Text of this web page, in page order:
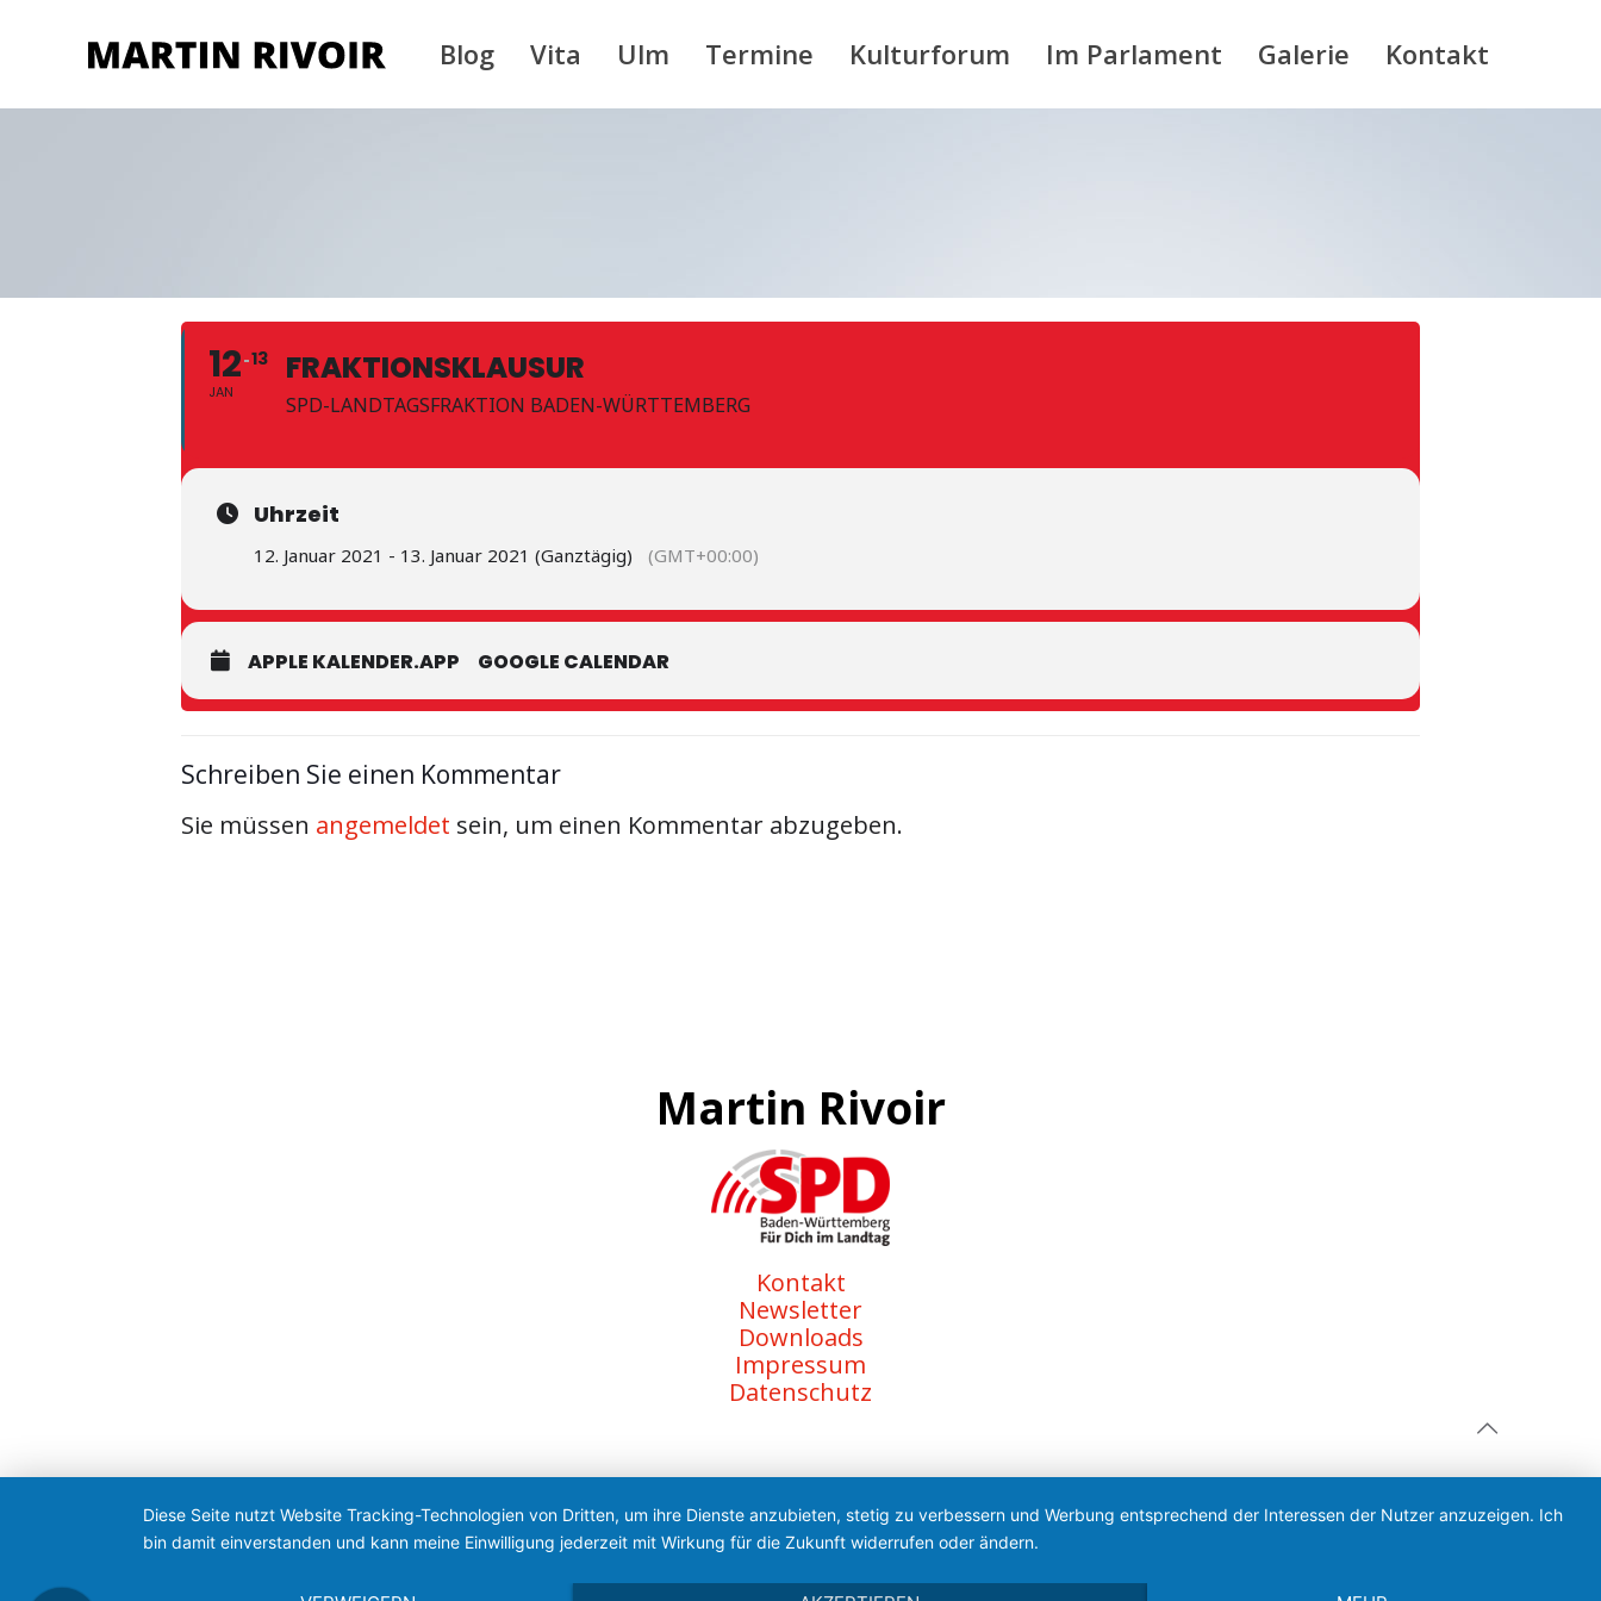
Blog Vita Ulm Termine Kulturforum Im Parlament Galerie Kontakt
12
JAN
13 FRAKTIONSKLAUSUR
SPD-LANDTAGSFRAKTION BADEN-WÜRTTEMBERG
Uhrzeit
12. Januar 2021 - 13. Januar 2021 (Ganztägig) (GMT+00:00)
APPLE KALENDER.APP GOOGLE CALENDAR
Schreiben Sie einen Kommentar
Sie müssen angemeldet sein, um einen Kommentar abzugeben.
Martin Rivoir
Kontakt
Newsletter
Downloads
Impressum
Datenschutz
Diese Seite nutzt Website Tracking-Technologien von Dritten, um ihre Dienste anzubieten, stetig zu verbessern und Werbung entsprechend der Interessen der Nutzer anzuzeigen. Ich
bin damit einverstanden und kann meine Einwilligung jederzeit mit Wirkung für die Zukunft widerrufen oder ändern.